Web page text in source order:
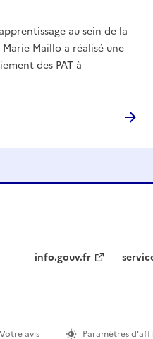
au sein de la
Maillo a réalisé une
des PAT à
info.gouv.fr
Votre avis Paramètres